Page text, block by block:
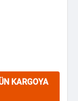
KARGOYA